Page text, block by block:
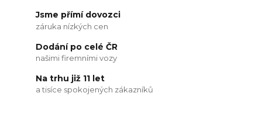
Jsme přímí dovozci
záruka nízkých cen
Dodání po celé ČR
našimi firemními vozy
Na trhu již 11 let
a tisíce spokojených zákazníků